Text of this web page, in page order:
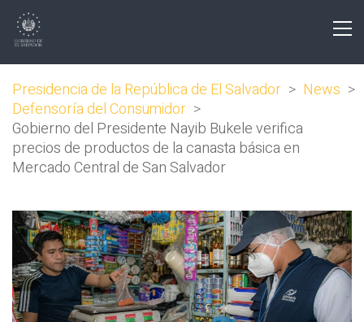
Presidencia de la República de El Salvador > News >
Defensoría del Consumidor >
Gobierno del Presidente Nayib Bukele verifica
precios de productos de la canasta básica en
Mercado Central de San Salvador